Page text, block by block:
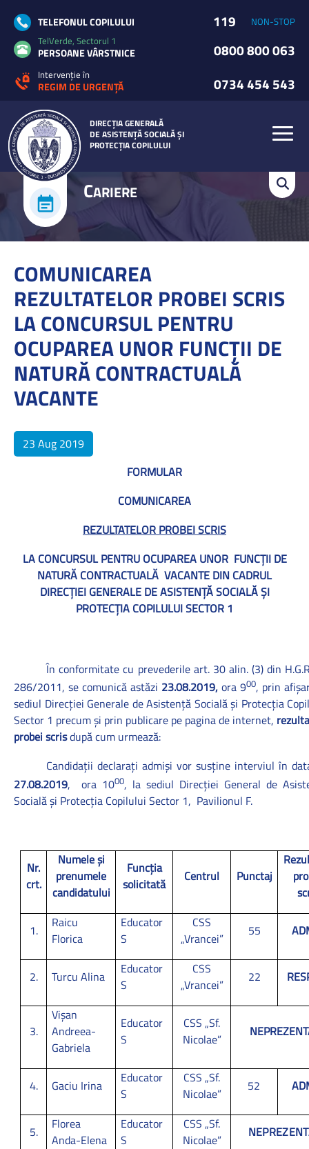
DIRECȚIA GENERALĂ
DE ASISTENȚĂ SOCIALĂ ȘI
PROTECȚIA COPILULUI
TELEFONUL COPILULUI 119
NON-STOP
TelVerde, Sectorul 1
PERSOANE VÂRSTNICE 0800 800 063
Intervenție în
REGIM DE URGENȚĂ 0734 454 543
CARIERE
COMUNICAREA
REZULTATELOR PROBEI SCRIS
LA CONCURSUL PENTRU
OCUPAREA UNOR FUNCŢII DE
NATURĂ CONTRACTUALĂ
VACANTE
23 Aug 2019
FORMULAR
COMUNICAREA
REZULTATELOR PROBEI SCRIS
LA CONCURSUL PENTRU OCUPAREA UNOR FUNCŢII DE
NATURĂ CONTRACTUALĂ VACANTE DIN CADRUL
DIRECŢIEI GENERALE DE ASISTENŢĂ SOCIALĂ ŞI
PROTECŢIA COPILULUI SECTOR 1
În conformitate cu prevederile art. 30 alin. (3) din
286/2011,se comunică astăzi 23.08.2019,ora 900, prin
sediul Direcţiei Generale de Asistenţă Socială şi Protecţia
Sector 1 precum şi prin publicare pe pagina de internet,
probei scrisdupă cum urmează:
Candidaţii declaraţi admişi vor susţine interviul în
27.08.2019, ora 1000, la sediul Direcţiei General de
Socială şi Protecţia Copilului Sector 1, Pavilionul F.
Nr.
crt.
Numele şi
prenumele
candidatului
Funcţia
solicitată
Centrul Punctaj
1.
Raicu
Florica
Educator
S
CSS
„Vrancei”
55
2. Turcu Alina
Educator
S
CSS
„Vrancei”
22
3.
Vișan
Andreea-
Gabriela
Educator
S
CSS „Sf.
Nicolae”
4. Gaciu Irina
Educator
S
CSS „Sf.
Nicolae”
52
5.
Florea
Anda-Elena
Educator
S
CSS „Sf.
Nicolae”